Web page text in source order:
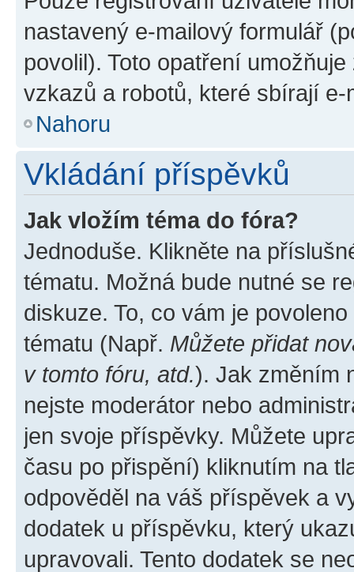
nastavený e-mailový formulář
povolil). Toto opatření
vzkazů a robotů, které sbírají e-
Nahoru
Vkládání příspěvků
Jak vložím téma do fóra?
Jednoduše. Klikněte na
tématu. Možná bude nutné se
diskuze. To, co vám je
tématu (Např. Můžete přidat
v tomto fóru, atd.). Jak změním
nejste moderátor nebo
jen svoje příspěvky. Můžete
času po přispění) kliknutím na
odpověděl na váš příspěvek a
dodatek u příspěvku, který
upravovali. Tento dodatek se